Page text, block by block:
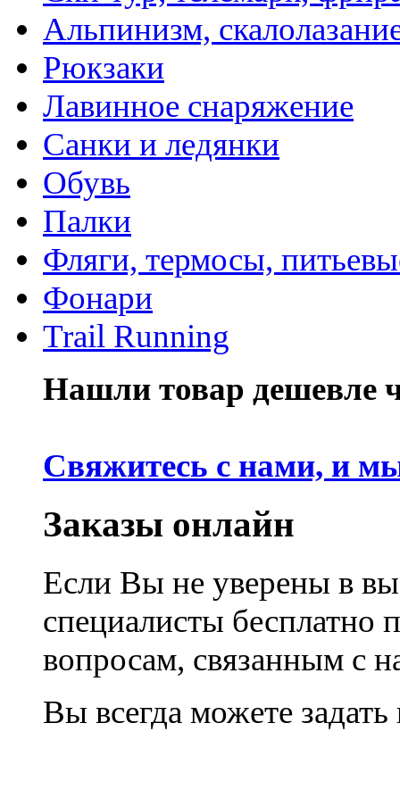
Альпинизм,
Рюкзаки
Лавинное снаряжение
Санки и ледянки
Обувь
Палки
Фляги, термосы,
Фонари
Trail Running
Нашли товар дешевле
Свяжитесь с нами, и
Заказы онлайн
Если Вы не уверены в
специалисты
вопросам, связанным с
Вы всегда можете